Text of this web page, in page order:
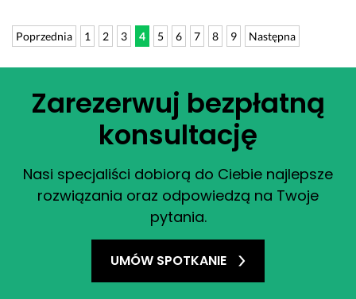
Poprzednia 1 2 3 4 5 6 7 8 9 Następna
Zarezerwuj bezpłatną
konsultację
Nasi specjaliści dobiorą do Ciebie najlepsze
rozwiązania oraz odpowiedzą na Twoje
pytania.
UMÓW SPOTKANIE